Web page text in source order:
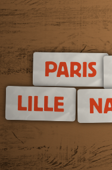
PARIS
LILLE